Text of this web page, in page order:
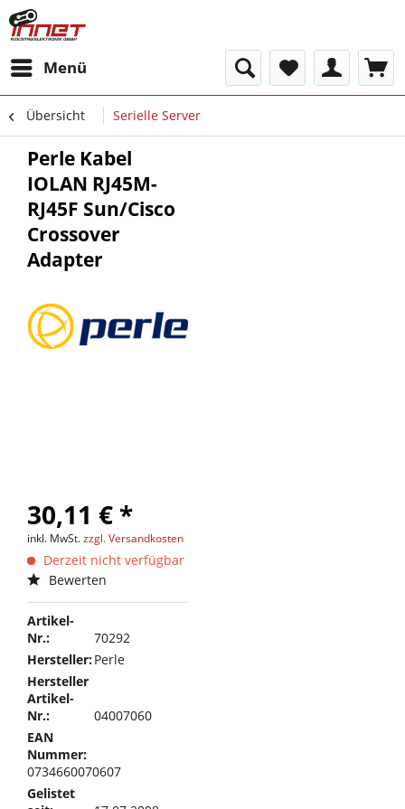
Menü
Übersicht Serielle Server
Perle Kabel
IOLAN RJ45M-
RJ45F Sun/Cisco
Crossover
Adapter
30,11 € *
inkl. MwSt.zzgl. Versandkosten
Derzeit nicht verfügbar
Bewerten
Artikel-
Nr.:
70292
Hersteller:Perle
Hersteller
Artikel-
Nr.:
04007060
EAN
Nummer:
0734660070607
Gelistet